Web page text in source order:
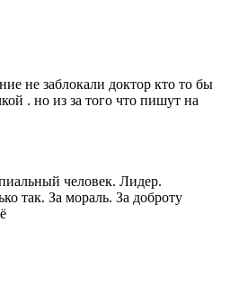
не заблокали доктор кто то бы
. но из за того что пишут на
человек. Лидер.
так. За мораль. За доброту